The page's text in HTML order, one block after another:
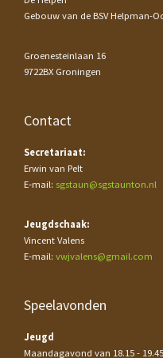
Gebouw van de BSV Helpman-
Groenesteinlaan 16
9722BX Groningen
Contact
Secretariaat:
Erwin van Pelt
E-mail: sgstaun@sgstaunton.nl
Jeugdschaak:
Vincent Valens
E-mail: vwjvalens@gmail.com
Speelavonden
Jeugd
Maandagavond van 18.15 -